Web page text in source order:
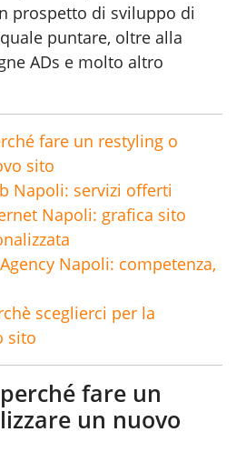
prospetto di sviluppo di
puntare, oltre alla
ADs e molto altro
fare un restyling o
sito
Napoli: servizi offerti
Napoli: grafica sito
Napoli: competenza,
sceglierci per la
sito
fare un
un nuovo